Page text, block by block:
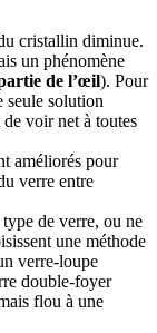
cristallin diminue.
un phénomène
de l’œil). Pour
seule solution
voir net à toutes
améliorés pour
verre entre
type de verre, ou ne
une méthode
verre-loupe
double-foyer
flou à une